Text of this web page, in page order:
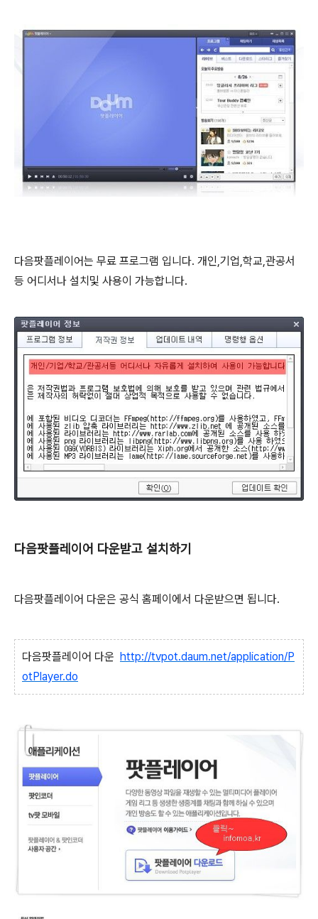
다음팟플레이어는 무료 프로그램 입니다. 개인,기업,학교,관공서
등 어디서나 설치및 사용이 가능합니다.
다음팟플레이어 다운받고 설치하기
다음팟플레이어 다운은 공식 홈페이에서 다운받으면 됩니다.
다음팟플레이어 다운 http://tvpot.daum.net/application/P
otPlayer.do